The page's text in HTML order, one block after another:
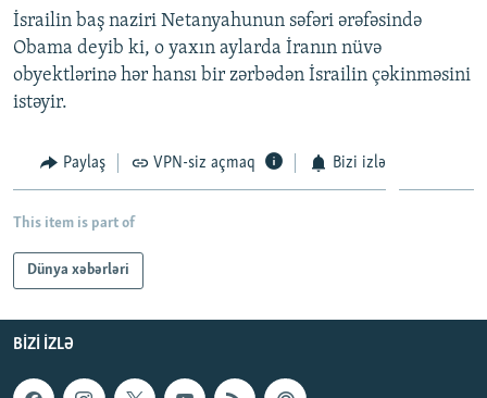
İZ - MƏDƏNIYYƏT PROQRAMI
MATERIALLARIMIZDAN ISTIFADƏ
AZADLIQRADIOSU MOBIL TELEFONUNUZDA
RFE/RL-in bütün saytları
İsrailin baş naziri Netanyahunun səfəri ərəfəsində
Obama deyib ki, o yaxın aylarda İranın nüvə
obyektlərinə hər hansı bir zərbədən İsrailin çəkinməsini
istəyir.
Paylaş VPN-siz açmaq Bizi izlə
This item is part of
Dünya xəbərləri
BIZI IZLƏ